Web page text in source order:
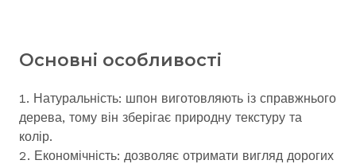
Основні особливості
Натуральність: шпон виготовляють із справжнього
дерева, тому він зберігає природну текстуру та
колір.
Економічність: дозволяє отримати вигляд дорогих